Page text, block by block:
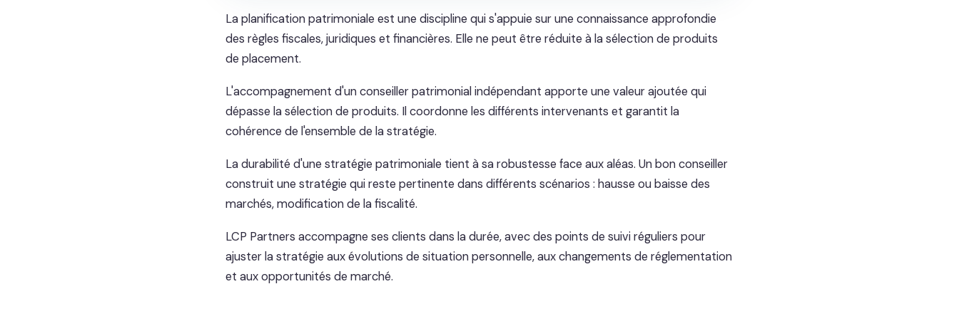
La planification patrimoniale est une discipline qui s'appuie sur une connaissance approfondie
des règles fiscales, juridiques et financières. Elle ne peut être réduite à la sélection de produits
de placement.
L'accompagnement d'un conseiller patrimonial indépendant apporte une valeur ajoutée qui
dépasse la sélection de produits. Il coordonne les différents intervenants et garantit la
cohérence de l'ensemble de la stratégie.
La durabilité d'une stratégie patrimoniale tient à sa robustesse face aux aléas. Un bon conseiller
construit une stratégie qui reste pertinente dans différents scénarios : hausse ou baisse des
marchés, modification de la fiscalité.
LCP Partners accompagne ses clients dans la durée, avec des points de suivi réguliers pour
ajuster la stratégie aux évolutions de situation personnelle, aux changements de réglementation
et aux opportunités de marché.